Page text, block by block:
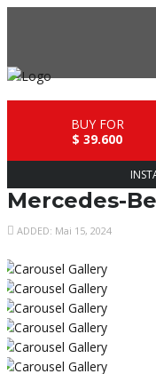
BUY FOR
$ 39.600
Mercedes-
ADDED: Mai 15, 2024